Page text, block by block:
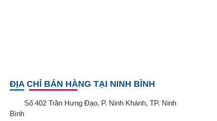
ĐỊA CHỈ BÁN HÀNG TẠI NINH BÌNH
Số 402 Trần Hưng Đạo, P. Ninh Khánh, TP. Ninh
Bình